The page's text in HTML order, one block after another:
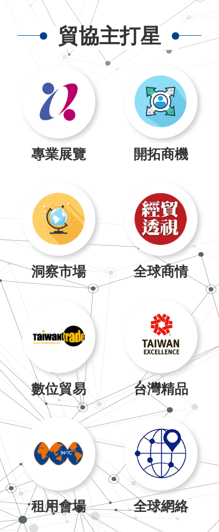
貿協主打星
專業展覽 開拓商機
洞察市場 全球商情
數位貿易 台灣精品
租用會場 全球網絡